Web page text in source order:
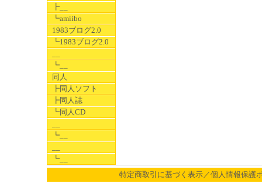
┣__
┗amiibo
1983ブログ2.0
┗1983ブログ2.0
┗__
同人
┣同人ソフト
┣同人誌
┗同人CD
┗__
┗__
特定商取引に基づく表示／個人情報保護